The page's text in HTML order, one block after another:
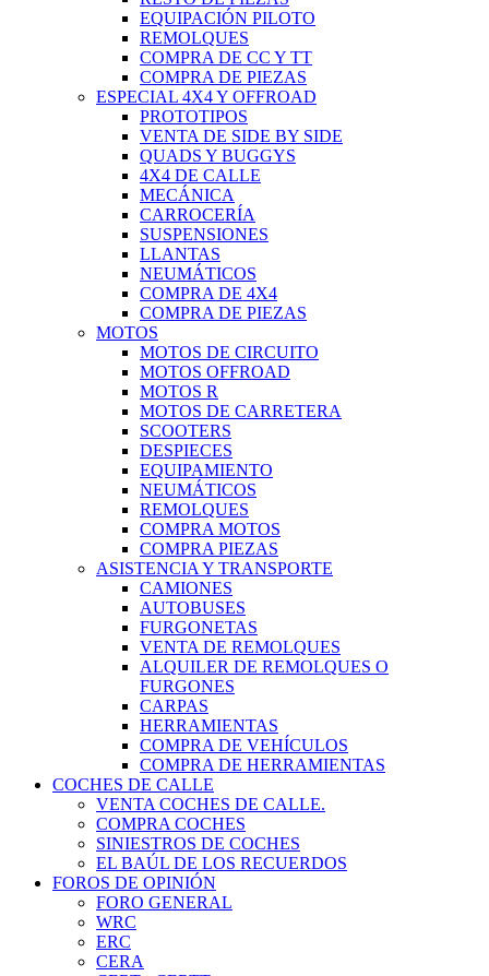
EQUIPACIÓN PILOTO
REMOLQUES
COMPRA DE CC Y TT
COMPRA DE PIEZAS
ESPECIAL 4X4 Y OFFROAD
PROTOTIPOS
VENTA DE SIDE BY SIDE
QUADS Y BUGGYS
4X4 DE CALLE
MECÁNICA
CARROCERÍA
SUSPENSIONES
LLANTAS
NEUMÁTICOS
COMPRA DE 4X4
COMPRA DE PIEZAS
MOTOS
MOTOS DE CIRCUITO
MOTOS OFFROAD
MOTOS R
MOTOS DE CARRETERA
SCOOTERS
DESPIECES
EQUIPAMIENTO
NEUMÁTICOS
REMOLQUES
COMPRA MOTOS
COMPRA PIEZAS
ASISTENCIA Y TRANSPORTE
CAMIONES
AUTOBUSES
FURGONETAS
VENTA DE REMOLQUES
ALQUILER DE REMOLQUES O
FURGONES
CARPAS
HERRAMIENTAS
COMPRA DE VEHÍCULOS
COMPRA DE HERRAMIENTAS
COCHES DE CALLE
VENTA COCHES DE CALLE.
COMPRA COCHES
SINIESTROS DE COCHES
EL BAÚL DE LOS RECUERDOS
FOROS DE OPINIÓN
FORO GENERAL
WRC
ERC
CERA